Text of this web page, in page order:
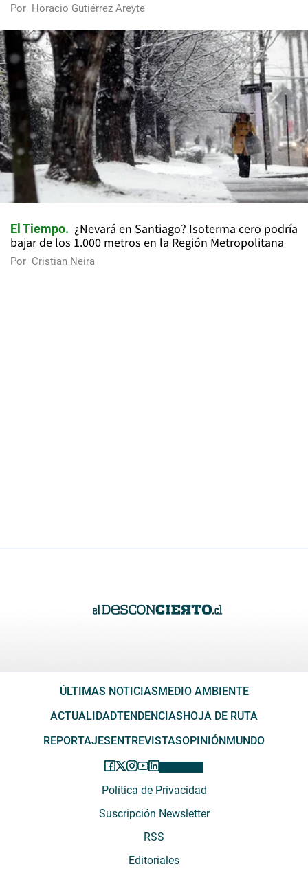
Por Horacio Gutiérrez Areyte
El Tiempo
¿Nevará en Santiago? Isoterma cero podría
bajar de los 1.000 metros en la Región Metropolitana
Por Cristian Neira
ÚLTIMAS NOTICIASMEDIO AMBIENTE
ACTUALIDADTENDENCIASHOJA DE RUTA
REPORTAJESENTREVISTASOPINIÓNMUNDO
Política de Privacidad
Suscripción Newsletter
RSS
Editoriales